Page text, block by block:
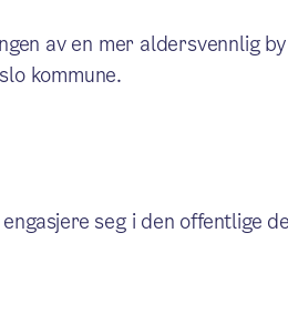
av en mer aldersvennlig
kommune.
seg i den offentlige